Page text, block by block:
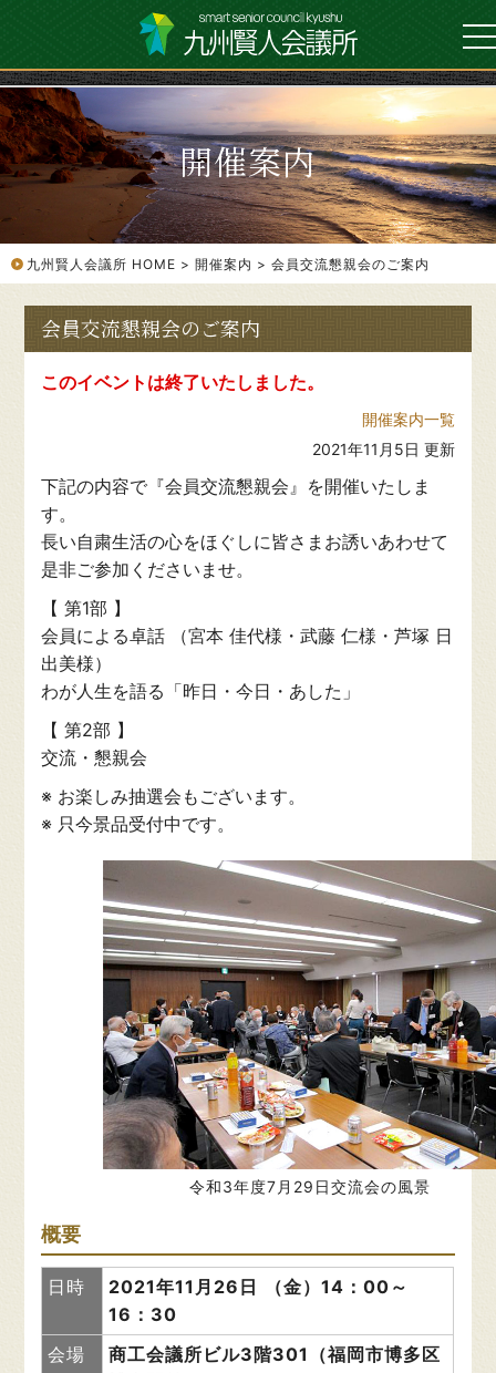
開催案内
九州賢人会議所 HOME 開催案内 会員交流懇親会のご案内
会員交流懇親会のご案内
このイベントは終了いたしました。
開催案内一覧
2021年11月5日 更新
下記の内容で『会員交流懇親会』を開催いたしま
す。
長い自粛生活の心をほぐしに皆さまお誘いあわせて
是非ご参加くださいませ。
【 第1部 】
会員による卓話 （宮本 佳代様・武藤 仁様・芦塚 日
出美様）
わが人生を語る「昨日・今日・あした」
【 第2部 】
交流・懇親会
※ お楽しみ抽選会もございます。
※ 只今景品受付中です。
令和3年度7月29日交流会の風景
概要
日時 2021年11月26日
（金）14：00～
16：30
会場
商工会議所ビル3階301（福岡市博多区